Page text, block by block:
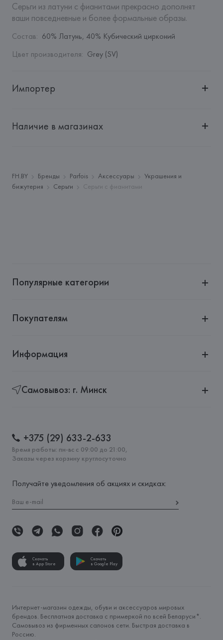
Серьги из латуни с фианитами прекрасно дополнят
ваши повседневные и более формальные образы.
Состав: 60% Латунь, 40% Кубический цирконий
Цвет производителя: Grey (SV)
Импортер
"БелВиринея"
Адрес:
ПОРТУГАЛИЯ, Barata & Ramilo, S.A., Rua do Sistelo,
Lugar de Santegãos. 4435-429 Rio Tinto,
Наличие в магазинах
FH.BY Бренды Parfois Аксессуары
Украшения и
бижутерия
Серьги Серьги с фианитами
Популярные категории
Покупателям
Информация
Самовывоз: г. Минск
+375 (29) 633-2-633
Время работы: пн-вс с 09:00 до 21:00,
Заказы через корзину круглосуточно
Получайте уведомления об акциях и скидках:
Скачать
в App Store
Скачать
в Google Play
Интернет-магазин одежды, обуви и аксессуаров мировых
брендов. Бесплатная доставка с примеркой по всей Беларуси*.
Самовывоз из фирменных салонов сети. Быстрая доставка в
Россию.